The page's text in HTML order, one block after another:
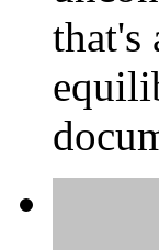
that's